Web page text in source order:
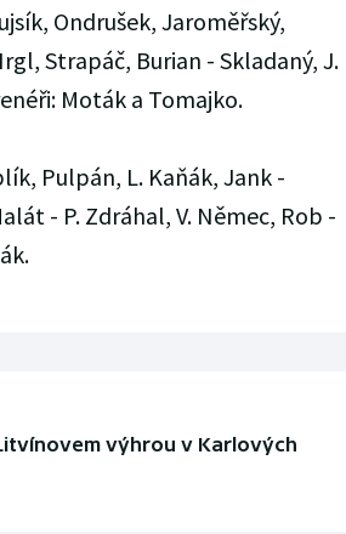
Ondrušek, Jaroměřský,
Strapáč, Burian - Skladaný, J.
Moták a Tomajko.
Pulpán, L. Kaňák, Jank -
- P. Zdráhal, V. Němec, Rob -
výhrou v Karlových